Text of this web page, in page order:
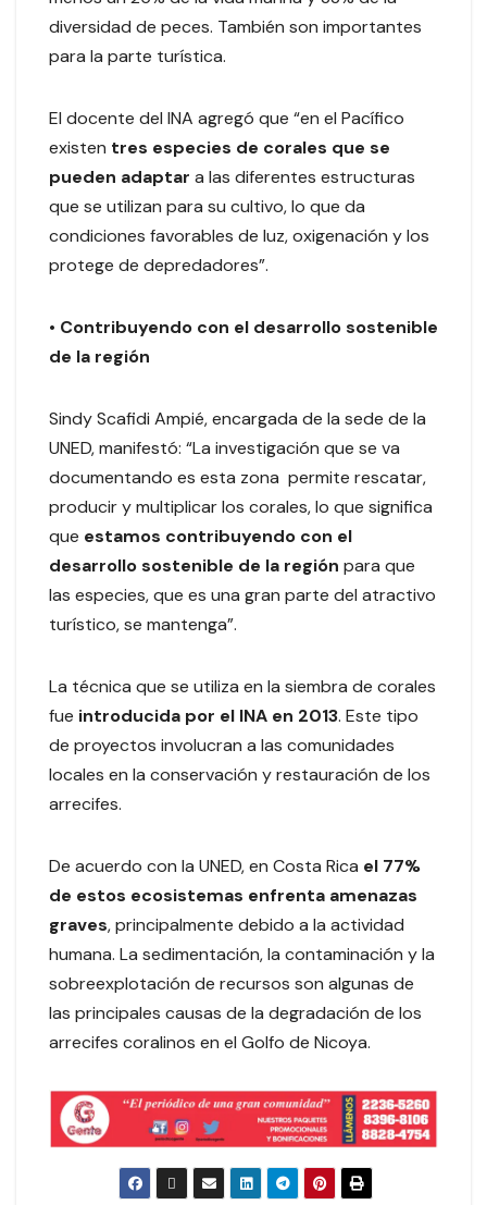
diversidad de peces. También son importantes
para la parte turística.
El docente del INA agregó que “en el Pacífico
existen tres especies de corales que se
pueden adaptar a las diferentes estructuras
que se utilizan para su cultivo, lo que da
condiciones favorables de luz, oxigenación y los
protege de depredadores”.
• Contribuyendo con el desarrollo sostenible
de la región
Sindy Scafidi Ampié, encargada de la sede de la
UNED, manifestó: “La investigación que se va
documentando es esta zona permite rescatar,
producir y multiplicar los corales, lo que significa
que estamos contribuyendo con el
desarrollo sostenible de la región para que
las especies, que es una gran parte del atractivo
turístico, se mantenga”.
La técnica que se utiliza en la siembra de corales
fue introducida por el INA en 2013. Este tipo
de proyectos involucran a las comunidades
locales en la conservación y restauración de los
arrecifes.
De acuerdo con la UNED, en Costa Rica el 77%
de estos ecosistemas enfrenta amenazas
graves, principalmente debido a la actividad
humana. La sedimentación, la contaminación y la
sobreexplotación de recursos son algunas de
las principales causas de la degradación de los
arrecifes coralinos en el Golfo de Nicoya.